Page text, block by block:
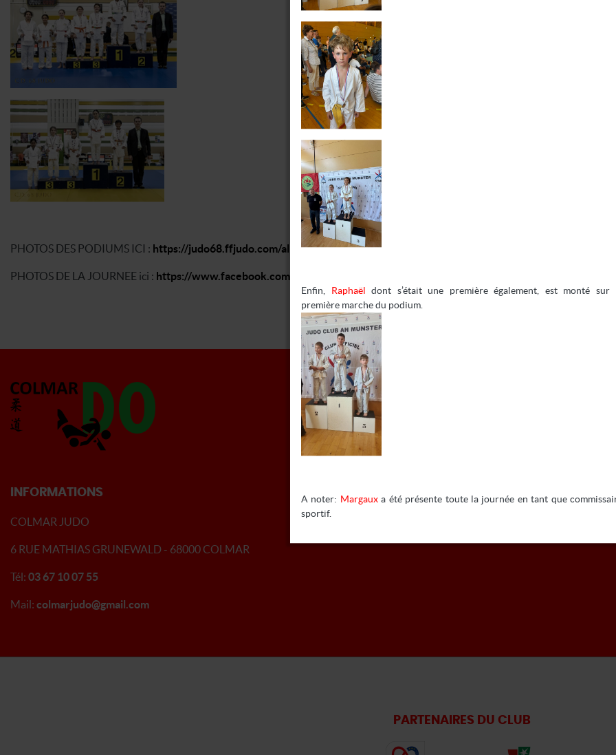
PHOTOS DES PODIUMS ICI : https://judo68.ffjudo.com/album/coupes68benjaminesgrandprixcadettes21-02-2026-
PHOTOS DE LA JOURNEE ici : https://www.facebook.com/media/set/
INFORMATIONS
COLMAR JUDO
6 RUE MATHIAS GRUNEWALD - 68000 COLMAR
Tél: 03 67 10 07 55
Mail: colmarjudo@gmail.com
À NE PAS MANQUER
Actualités
Les cours
Galerie photos
PARTENAIRES DU CLUB
Enfin, Raphaël dont s’était une première également, est monté sur
première marche du podium.
A noter: Margauxa été présente toute la journée en tant que
sportif.